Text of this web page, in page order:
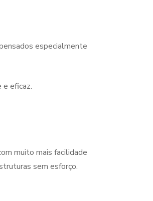
especialmente
eficaz.
muito mais facilidade
sem esforço.